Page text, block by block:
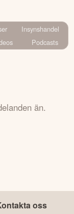
Insynshandel
Podcasts
än.
oss